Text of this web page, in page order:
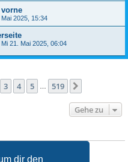
dir den
Mai 2025, 15:34
Mi 21. Mai 2025, 06:04
519
3 4 5 519
Gehe zu
Forum erstellen.